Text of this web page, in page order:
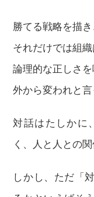
勝てる戦略を描
それだけでは組織
論理的な正しさ
外から変われと言
対話はたしかに
く、人と人との
しかし、ただ「